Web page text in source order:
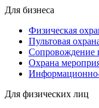
Для бизнеса
Физическая
Пультовая
Сопровождение
Охрана
Информационно-
Для физических лиц